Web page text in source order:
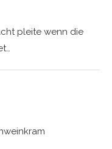
pleite wenn die